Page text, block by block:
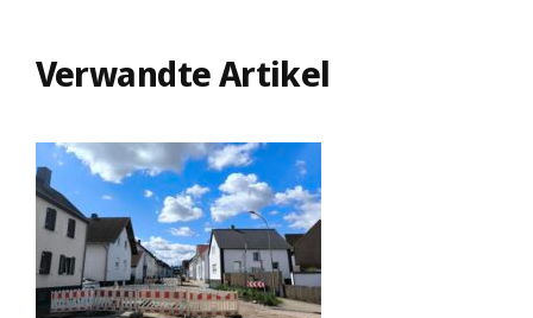
Verwandte Artikel